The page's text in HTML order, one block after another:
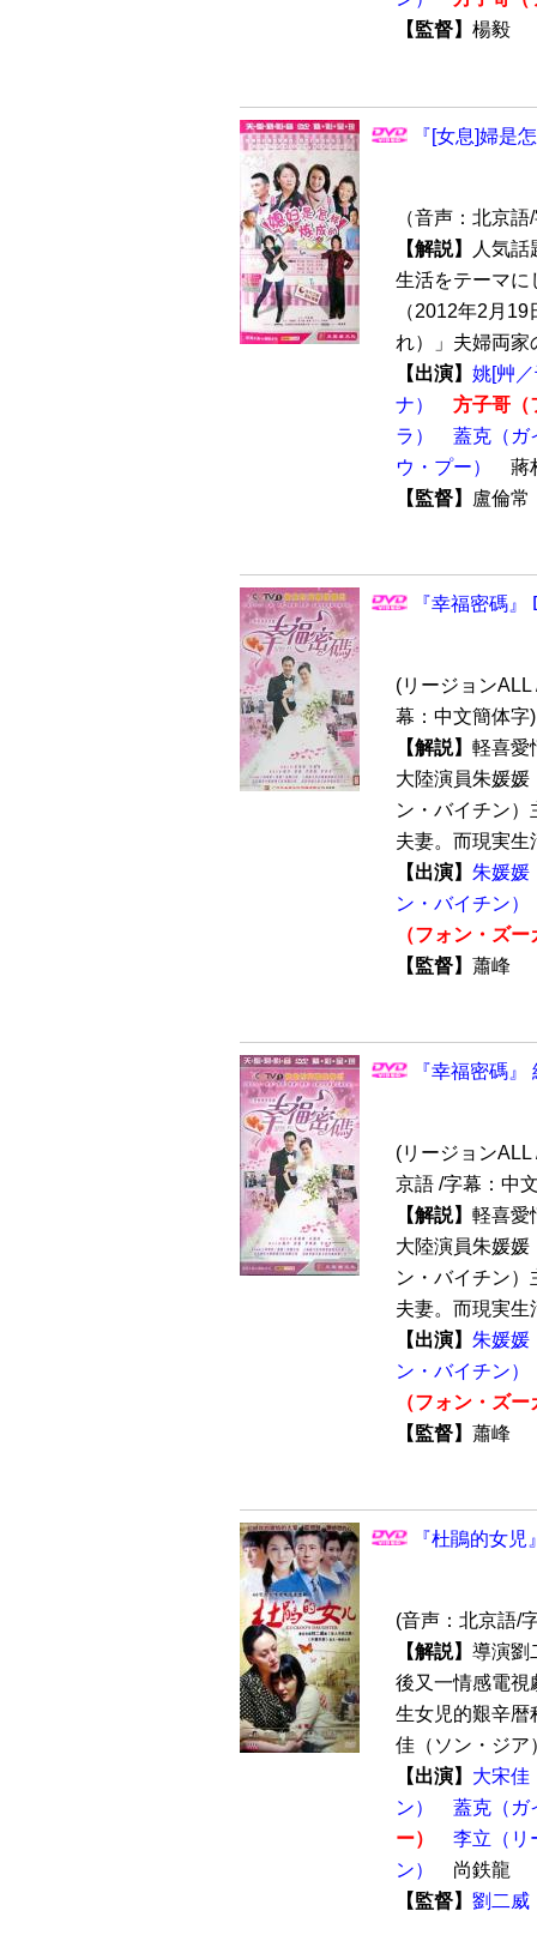
【監督】 楊毅
『[女息]婦是
（音声：北京
【解説】
人気
生活をテーマに
（2012年2月
れ）」夫婦両家
【出演】 姚[艸
ナ）
方子哥（
ラ）
蓋克（ガ
ウ・プー）
蔣
【監督】
盧倫
『幸福密碼
(リージョン
幕：中文簡体字)
【解説】 軽喜愛
大陸演員朱媛媛
ン・バイチン
夫妻。而現実生
【出演】 朱媛媛
ン・バイチン）
（フォン・ズ
【監督】 蕭峰
『幸福密碼
(リージョン
京語 /字幕：中
【解説】 軽喜愛
大陸演員朱媛媛
ン・バイチン
夫妻。而現実生
【出演】 朱媛媛
ン・バイチン）
（フォン・ズ
【監督】 蕭峰
『杜鵑的女
(音声：北京語/
【解説】 導演劉
後又一情感電視
生女児的艱辛暦
佳（ソン・ジア
【出演】 大宋佳
ン）
蓋克（ガ
ー）
李立（リ
ン）
尚鉄龍
【監督】 劉二威